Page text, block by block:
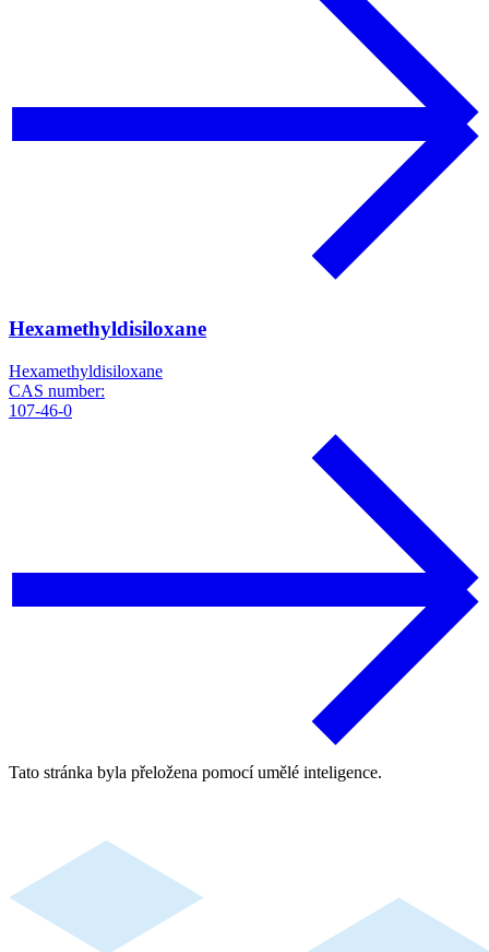
Hexamethyldisiloxane
Hexamethyldisiloxane
CAS number:
107-46-0
Tato stránka byla přeložena pomocí umělé inteligence.